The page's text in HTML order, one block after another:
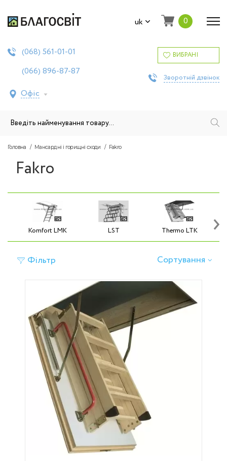
uk 0
(068) 561-01-01
(066) 896-87-87
Офіс
ВИБРАНІ
Зворотній дзвінок
Головна Мансардні і горищні сходи Fakro
Fakro
Komfort LMK LST Thermo LTK ›
Фільтр Сортування